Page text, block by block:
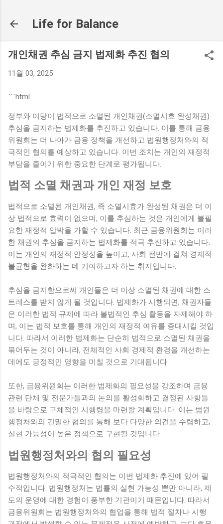
Life for Balance
개인채권 추심 금지 법제화 추진 협의
11월 03, 2025
```html
정부와 여당이 법적으로 소멸된 개인채권(소멸시효 완성채권)
추심을 금지하는 법제화를 추진하고 있습니다. 이를 통해 금융
위원회는 더 나아가 금융 정책을 개선하고 법원행정처와의 적
극적인 협의를 예상하고 있습니다. 이번 조치는 개인의 재정적
부담을 줄이기 위한 중요한 단계로 평가됩니다.
법적 소멸 채권과 개인 재정 보호
법적으로 소멸된 개인채권, 즉 소멸시효가 완성된 채권은 더 이
상 법적으로 효력이 없으며, 이를 추심하는 것은 개인에게 불필
요한 재정적 압박을 가할 수 있습니다. 최근 금융위원회는 이러
한 채권의 추심을 금지하는 법제화를 적극 추진하고 있습니다.
이는 개인의 재정적 안정성을 높이고, 사회 전반에 걸쳐 경제적
불균형을 완화하는 데 기여하고자 하는 취지입니다.
추심을 금지함으로써 개인들은 더 이상 소멸된 채권에 대한 스
트레스를 받지 않게 될 것입니다. 법제화가 시행되면, 채권자들
은 이러한 법적 규제에 따라 불법적인 추심 활동을 자제해야 하
며, 이는 법적 보호를 통해 개인의 재정적 여유를 증대시킬 것입
니다. 따라서 이러한 법제화는 단순히 법적으로 소멸된 채권을
묶어두는 것이 아니라, 전체적인 사회 경제적 환경을 개선하는
데에도 긍정적인 영향을 미칠 것으로 기대됩니다.
또한, 금융위원회는 이러한 법제화의 필요성을 강조하며 금융
관련 단체 및 전문가들과의 논의를 활성화하고 결정된 사항들
을 바탕으로 구체적인 시행령을 마련할 계획입니다. 이는 법원
행정처와의 긴밀한 협의를 통해 보다 다양한 의견을 수렴하고,
실현 가능성이 높은 정책으로 구현될 것입니다.
법원행정처와의 협의 필요성
법원행정처와의 적극적인 협의는 이번 법제화 추진에 있어 필
수적입니다. 법원행정처는 법률의 실현 가능성 뿐만 아니라, 제
도의 운영에 대한 경험이 풍부한 기관이기 때문입니다. 따라서
금융위원회는 법원행정처와의 협업을 통해 법적 절차나 시행